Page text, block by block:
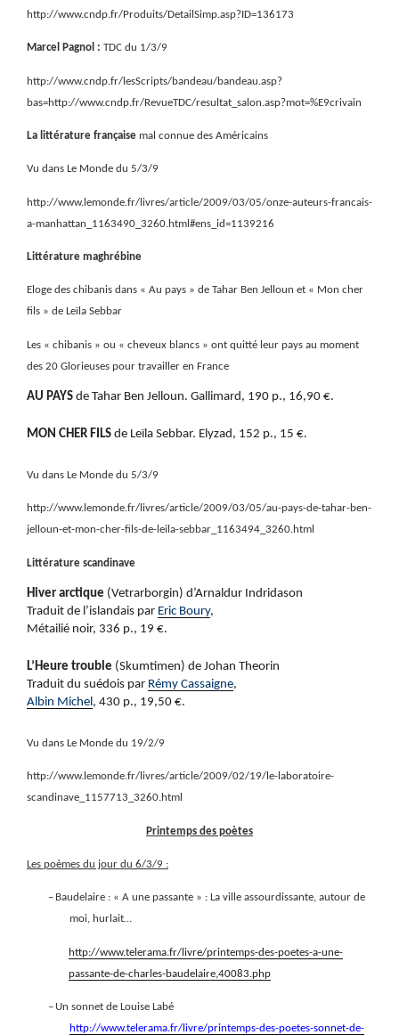
http://www.cndp.fr/Produits/DetailSimp.asp?ID=136173
Marcel Pagnol : TDC du 1/3/9
http://www.cndp.fr/lesScripts/bandeau/bandeau.asp?
bas=http://www.cndp.fr/RevueTDC/resultat_salon.asp?mot=%E9crivain
La littérature française mal connue des Américains
Vu dans Le Monde du 5/3/9
http://www.lemonde.fr/livres/article/2009/03/05/onze-auteurs-francais-
a-manhattan_1163490_3260.html#ens_id=1139216
Littérature maghrébine
Eloge des chibanis dans « Au pays » de Tahar Ben Jelloun et « Mon cher
fils » de Leïla Sebbar
Les « chibanis » ou « cheveux blancs » ont quitté leur pays au moment
des 20 Glorieuses pour travailler en France
AU PAYS de Tahar Ben Jelloun. Gallimard, 190 p., 16,90 €.
MON CHER FILS de Leïla Sebbar. Elyzad, 152 p., 15 €.
Vu dans Le Monde du 5/3/9
http://www.lemonde.fr/livres/article/2009/03/05/au-pays-de-tahar-ben-
jelloun-et-mon-cher-fils-de-leila-sebbar_1163494_3260.html
Littérature scandinave
Hiver arctique (Vetrarborgin) d’Arnaldur Indridason
Traduit de l’islandais par Eric Boury,
Métailié noir, 336 p., 19 €.
L’Heure trouble (Skumtimen) de Johan Theorin
Traduit du suédois par Rémy Cassaigne,
Albin Michel, 430 p., 19,50 €.
Vu dans Le Monde du 19/2/9
http://www.lemonde.fr/livres/article/2009/02/19/le-laboratoire-
scandinave_1157713_3260.html
Printemps des poètes
Les poèmes du jour du 6/3/9 :
– Baudelaire : « A une passante » : La ville assourdissante, autour de
moi, hurlait…
http://www.telerama.fr/livre/printemps-des-poetes-a-une-
passante-de-charles-baudelaire,40083.php
– Un sonnet de Louise Labé
http://www.telerama.fr/livre/printemps-des-poetes-sonnet-de-